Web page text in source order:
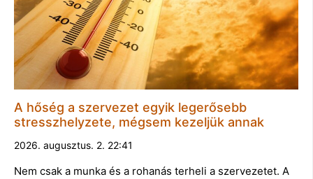
A hőség a szervezet egyik legerősebb
stresszhelyzete, mégsem kezeljük annak
2026. augusztus. 2. 22:41
Nem csak a munka és a rohanás terheli a szervezetet. A